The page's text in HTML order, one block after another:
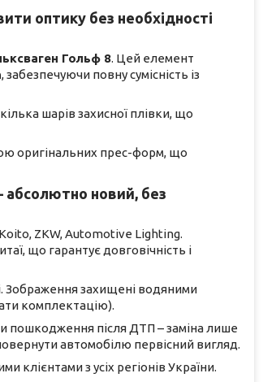
оптику без необхідності
Гольф 8. Цей елемент
, забезпечуючи повну сумісність із
шарів захисної плівки, що
оригінальних прес-форм, що
абсолютно новий, без
ZKW, Automotive Lighting.
що гарантує довговічність і
Зображення захищені водяними
комплектацію).
пошкодження після ДТП – заміна лише
автомобілю первісний вигляд.
клієнтами з усіх регіонів України.